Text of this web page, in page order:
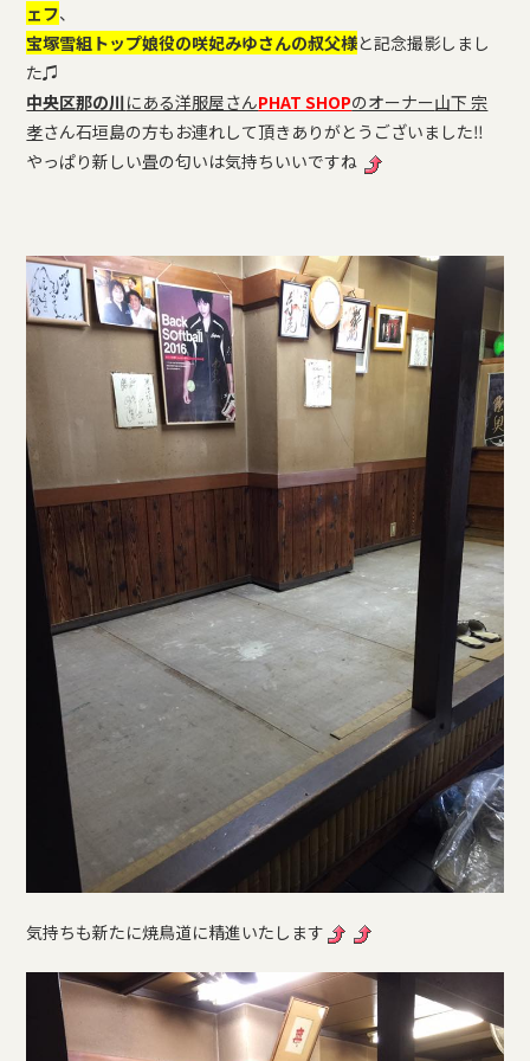
ェフ、
宝塚雪組トップ娘役の咲妃みゆさんの叔父様と記念撮影しまし
た♫
中央区那の川にある洋服屋さんPHAT SHOPのオーナー山下 宗
孝さん石垣島の方もお連れして頂きありがとうございました‼︎
やっぱり新しい畳の匂いは気持ちいいですね
気持ちも新たに焼鳥道に精進いたします